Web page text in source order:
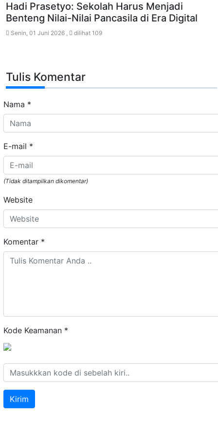
Hadi Prasetyo: Sekolah Harus Menjadi
Benteng Nilai-Nilai Pancasila di Era Digital
Senin, 01 Juni 2026 , dilihat 109
Tulis Komentar
Nama *
E-mail *
(Tidak ditampilkan dikomentar)
Website
Komentar *
Kode Keamanan *